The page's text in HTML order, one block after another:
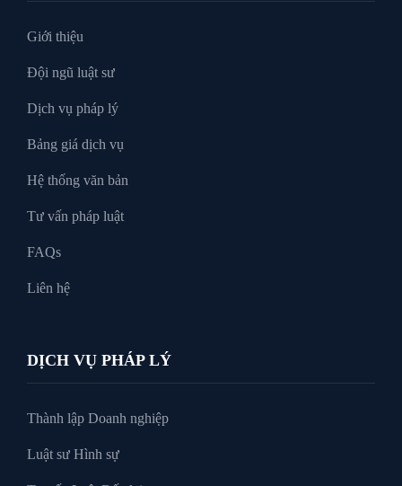
Giới thiệu
Đội ngũ luật sư
Dịch vụ pháp lý
Bảng giá dịch vụ
Hệ thống văn bản
Tư vấn pháp luật
FAQs
Liên hệ
DỊCH VỤ PHÁP LÝ
Thành lập Doanh nghiệp
Luật sư Hình sự